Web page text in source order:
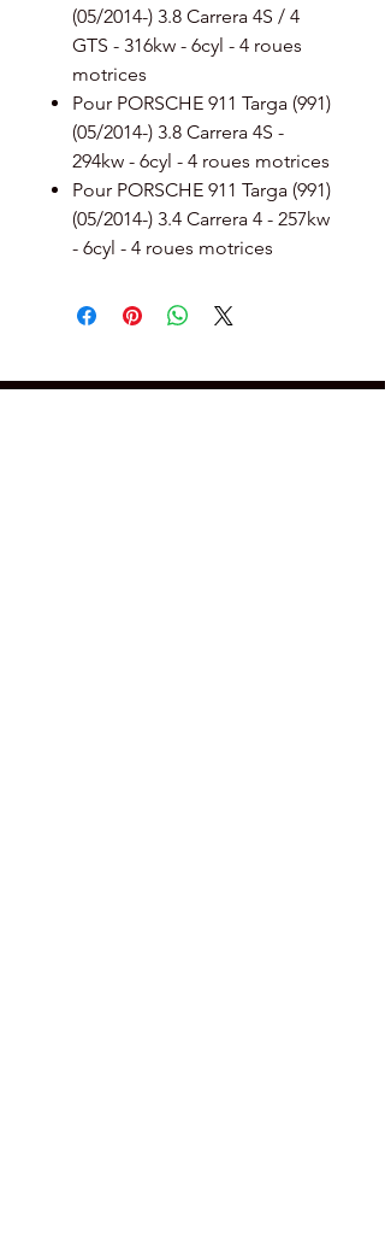
(05/2014-) 3.8 Carrera 4S / 4
GTS - 316kw - 6cyl - 4 roues
motrices
Pour PORSCHE 911 Targa (991)
(05/2014-) 3.8 Carrera 4S -
294kw - 6cyl - 4 roues motrices
Pour PORSCHE 911 Targa (991)
(05/2014-) 3.4 Carrera 4 - 257kw
- 6cyl - 4 roues motrices